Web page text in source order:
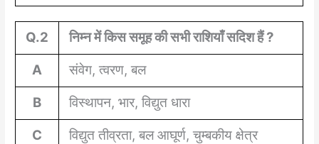
Q.2
निम्न में किस समूह की सभी राशियाँ सदिश हैं ?
A
संवेग, त्वरण, बल
B
विस्थापन, भार, विद्युत धारा
C
विद्युत तीव्रता, बल आघूर्ण, चुम्बकीय क्षेत्र